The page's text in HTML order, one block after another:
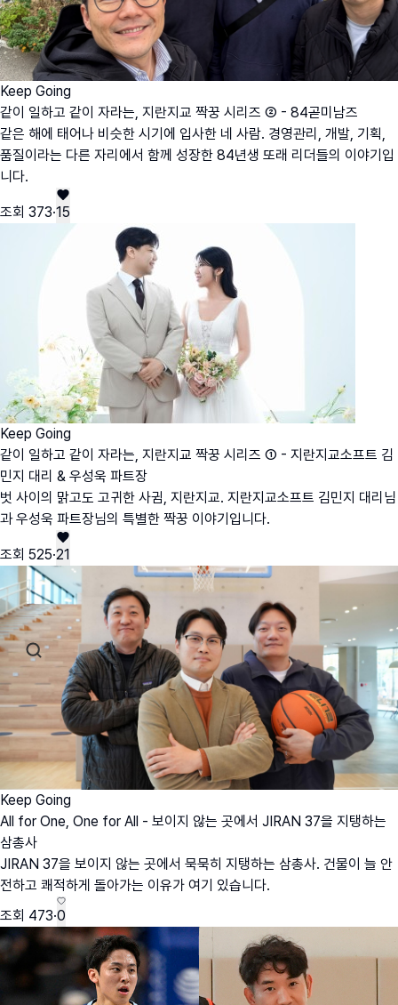
Keep Going
같이 일하고 같이 자라는, 지란지교 짝꿍 시리즈 ② - 84곧미남즈
같은 해에 태어나 비슷한 시기에 입사한 네 사람. 경영관리, 개발, 기획,
품질이라는 다른 자리에서 함께 성장한 84년생 또래 리더들의 이야기입
니다.
조회 373·15
Keep Going
같이 일하고 같이 자라는, 지란지교 짝꿍 시리즈 ① - 지란지교소프트 김
민지 대리 & 우성욱 파트장
벗 사이의 맑고도 고귀한 사귐, 지란지교. 지란지교소프트 김민지 대리님
과 우성욱 파트장님의 특별한 짝꿍 이야기입니다.
조회 525·21
Keep Going
All for One, One for All - 보이지 않는 곳에서 JIRAN 37을 지탱하는
삼총사
JIRAN 37을 보이지 않는 곳에서 묵묵히 지탱하는 삼총사. 건물이 늘 안
전하고 쾌적하게 돌아가는 이유가 여기 있습니다.
조회 473·0